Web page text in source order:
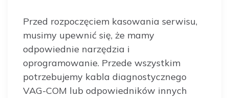
Przed rozpoczęciem kasowania serwisu,
musimy upewnić się, że mamy
odpowiednie narzędzia i
oprogramowanie. Przede wszystkim
potrzebujemy kabla diagnostycznego
VAG-COM lub odpowiedników innych